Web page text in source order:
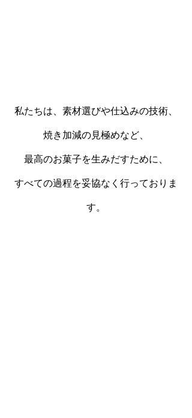
私たちは、素材選びや仕込みの技術、
焼き加減の見極めなど、
最高のお菓子を生みだすために、
すべての過程を妥協なく行っておりま
す。